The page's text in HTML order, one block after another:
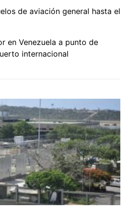
de aviación general hasta el
en Venezuela a punto de
internacional